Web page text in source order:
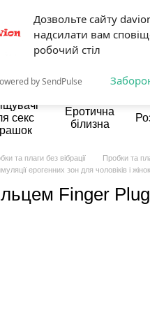
Дозвольте сайту
надсилати вам
робочий стіл
by SendPulse
секс
Еротична
білизна
та плаги без вібрації
Пробки та
ерогенних зон для чоловіків і жінок
Finger